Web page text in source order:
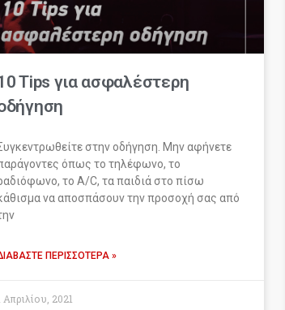
Tips για ασφαλέστερη
στην οδήγηση. Μην αφήνετε
όπως το τηλέφωνο, το
το A/C, τα παιδιά στο πίσω
να αποσπάσουν την προσοχή σας από
ΠΕΡΙΣΣΌΤΕΡΑ »
Απριλίου, 2021